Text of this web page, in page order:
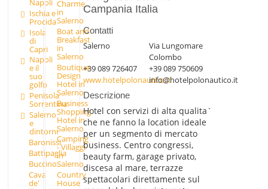
Napoli
Ischia e
Procida
Isola
di
Capri
Napoli
e il
suo
golfo
Penisola
Sorrentina
Salerno
e
dintorni
Baronissi
Battipaglia
Buccino
Cava
de'
Charme
in
Salerno
Boat and
Breakfast
in
Salerno
Boutique
Design
Hotel in
Salerno
Business
Shopping
Hotel in
Salerno
Camping
- Villaggi
in
Salerno
Country
House
Campania Italia
Contatti
Salerno
Via Lungomare
Colombo
+39 089 726407
+39 089 750609
www.hotelpolonautico.itinfo@hotelpolonautico.it
Descrizione
Hotel con servizi di alta qualita`
che ne fanno la location ideale
per un segmento di mercato
business. Centro congressi,
beauty farm, garage privato,
discesa al mare, terrazze
spettacolari direttamente sul